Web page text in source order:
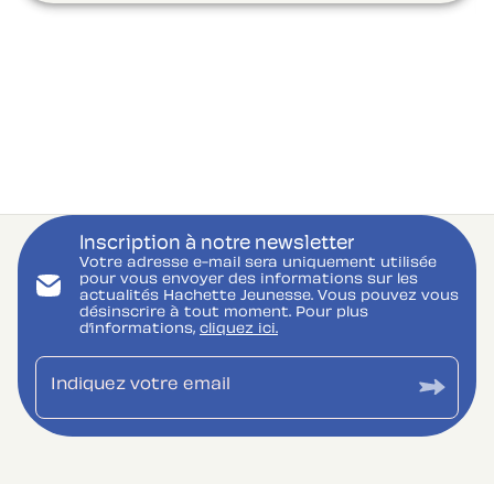
Inscription à notre newsletter
Votre adresse e-mail sera uniquement utilisée
pour vous envoyer des informations sur les
actualités Hachette Jeunesse. Vous pouvez vous
désinscrire à tout moment. Pour plus
d’informations, cliquez ici.
Indiquez votre email